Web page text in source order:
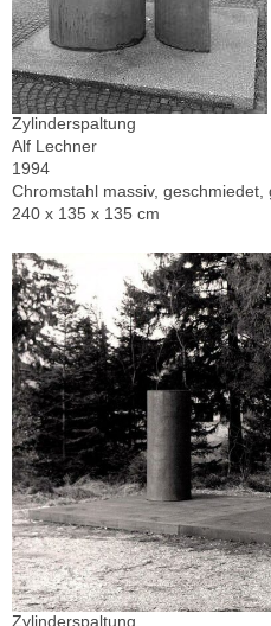
Zylinderspaltung
Alf Lechner
1994
Chromstahl massiv, geschmiedet,
240 x 135 x 135 cm
Zylinderspaltung